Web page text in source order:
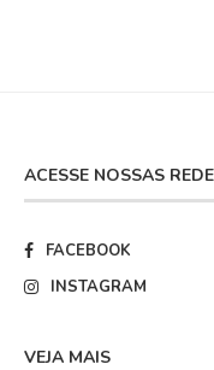
ACESSE NOSSAS
FACEBOOK
INSTAGRAM
VEJA MAIS